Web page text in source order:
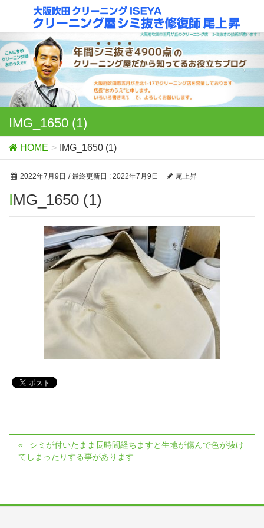
IMG_1650 (1)
HOME IMG_1650 (1)
2022年7月9日 / 最終更新日 : 2022年7月9日 尾上昇
IMG_1650 (1)
シミが付いたまま長時間経ちますと生地が傷んで色が抜け
てしまったりする事があります